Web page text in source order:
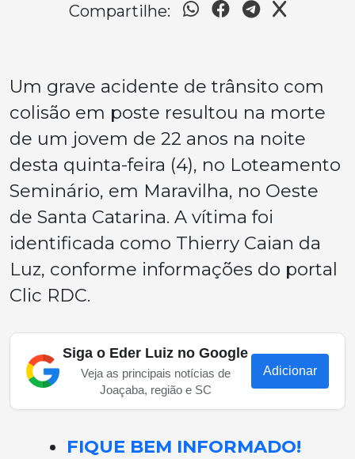
Compartilhe:
Um grave acidente de trânsito com
colisão em poste resultou na morte
de um jovem de 22 anos na noite
desta quinta-feira (4), no Loteamento
Seminário, em Maravilha, no Oeste
de Santa Catarina. A vítima foi
identificada como Thierry Caian da
Luz, conforme informações do portal
Clic RDC.
Siga o Eder Luiz no Google
Veja as principais notícias de
Joaçaba, região e SC
Adicionar
FIQUE BEM INFORMADO!